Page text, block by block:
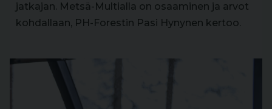
jatkajan. Metsä-Multialla on osaaminen ja arvot
kohdallaan, PH-Forestin Pasi Hynynen kertoo.